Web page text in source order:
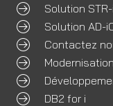
Solution
Solution AD-
Contactez
DB2 for i